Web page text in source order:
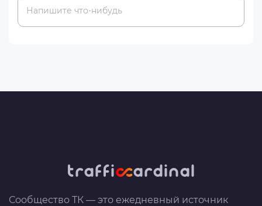
Напишите что-нибудь
Сообщество ТК — это ежедневный источник